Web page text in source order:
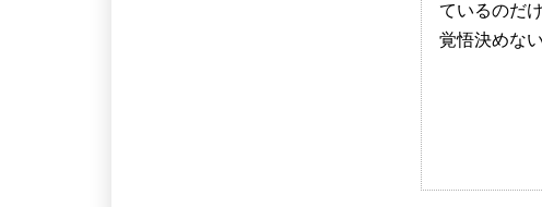
ているのだ
覚悟決めな